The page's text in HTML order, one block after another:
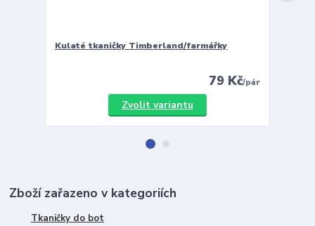
Kulaté tkaničky Timberland/farmářky
79 Kč/pár
Zvolit variantu
Zboží zařazeno v kategoriích
Tkaničky do bot